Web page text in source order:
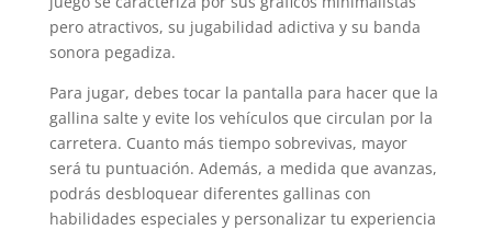
pero atractivos, su jugabilidad adictiva y su banda
sonora pegadiza.
Para jugar, debes tocar la pantalla para hacer que la
gallina salte y evite los vehículos que circulan por la
carretera. Cuanto más tiempo sobrevivas, mayor
será tu puntuación. Además, a medida que avanzas,
podrás desbloquear diferentes gallinas con
habilidades especiales y personalizar tu experiencia